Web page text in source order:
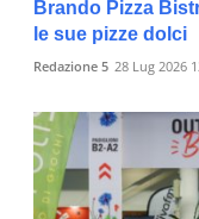
Brando Pizza
le sue pizze dolci
Redazione 5 28 Lug 2026